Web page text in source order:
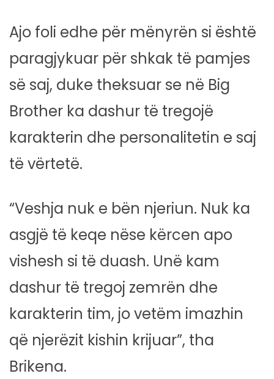
Ajo foli edhe për mënyrën si është
paragjykuar për shkak të pamjes
së saj, duke theksuar se në Big
Brother ka dashur të tregojë
karakterin dhe personalitetin e saj
të vërtetë.
“Veshja nuk e bën njeriun. Nuk ka
asgjë të keqe nëse kërcen apo
vishesh si të duash. Unë kam
dashur të tregoj zemrën dhe
karakterin tim, jo vetëm imazhin
që njerëzit kishin krijuar”, tha
Brikena.